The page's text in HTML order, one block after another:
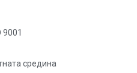
9001
средина